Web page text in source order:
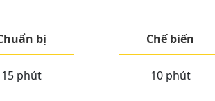
bị
15 phút
Chế biến
10 phút